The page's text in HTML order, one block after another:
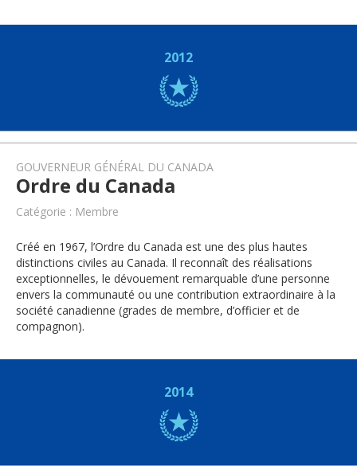
2012
GOUVERNEUR GÉNÉRAL DU CANADA
Ordre du Canada
Catégorie : Membre
Créé en 1967, l’Ordre du Canada est une des plus hautes
distinctions civiles au Canada. Il reconnaît des réalisations
exceptionnelles, le dévouement remarquable d’une personne
envers la communauté ou une contribution extraordinaire à la
société canadienne (grades de membre, d’officier et de
compagnon).
2014